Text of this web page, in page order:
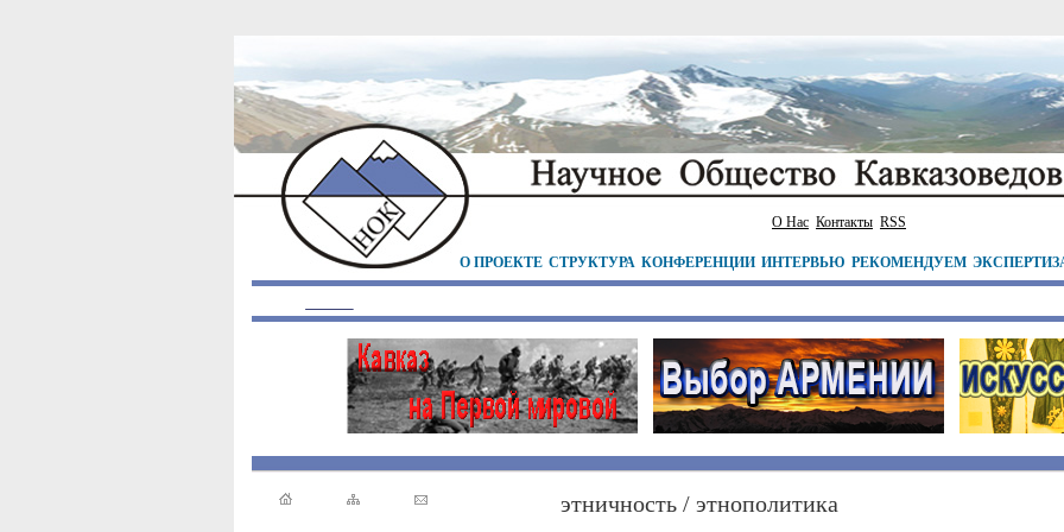
О Нас Контакты RSS
О ПРОЕКТЕ СТРУКТУРА КОНФЕРЕНЦИИ ИНТЕРВЬЮ РЕКОМЕНДУЕМ
этничность / этнополитика